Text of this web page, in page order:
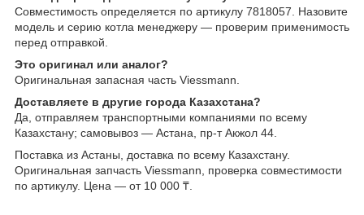
Совместимость определяется по артикулу 7818057. Назовите
модель и серию котла менеджеру — проверим применимость
перед отправкой.
Это оригинал или аналог?
Оригинальная запасная часть Viessmann.
Доставляете в другие города Казахстана?
Да, отправляем транспортными компаниями по всему
Казахстану; самовывоз — Астана, пр-т Акжол 44.
Поставка из Астаны, доставка по всему Казахстану.
Оригинальная запчасть Viessmann, проверка совместимости
по артикулу. Цена — от 10 000 ₸.